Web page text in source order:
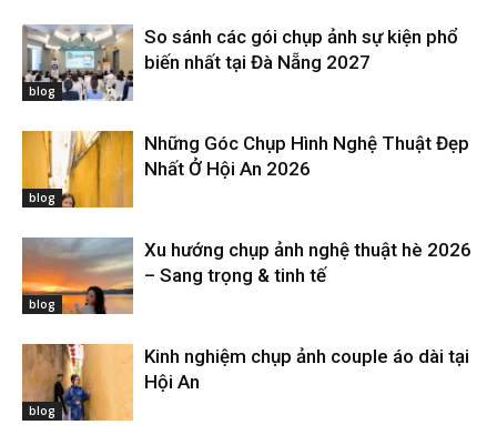
blog
So sánh các gói chụp ảnh sự kiện phổ
biến nhất tại Đà Nẵng 2027
blog
Những Góc Chụp Hình Nghệ Thuật Đẹp
Nhất Ở Hội An 2026
blog
Xu hướng chụp ảnh nghệ thuật hè 2026
– Sang trọng & tinh tế
blog
Kinh nghiệm chụp ảnh couple áo dài tại
Hội An